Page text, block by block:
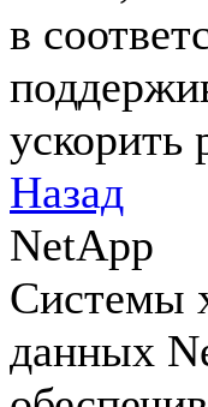
в
ускорить
Назад
NetApp
Системы
данных